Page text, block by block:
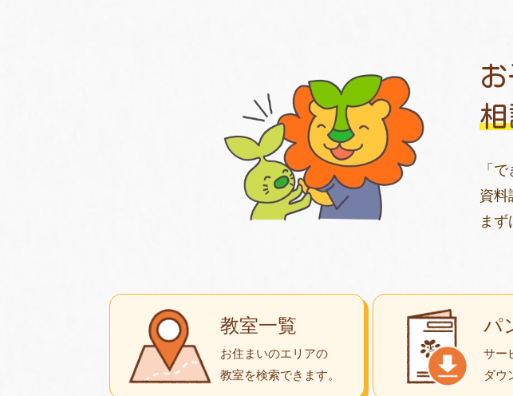
「
資料
まず
教室一覧
お住まいのエリアの
教室を検索できます。
パ
サー
ダウ